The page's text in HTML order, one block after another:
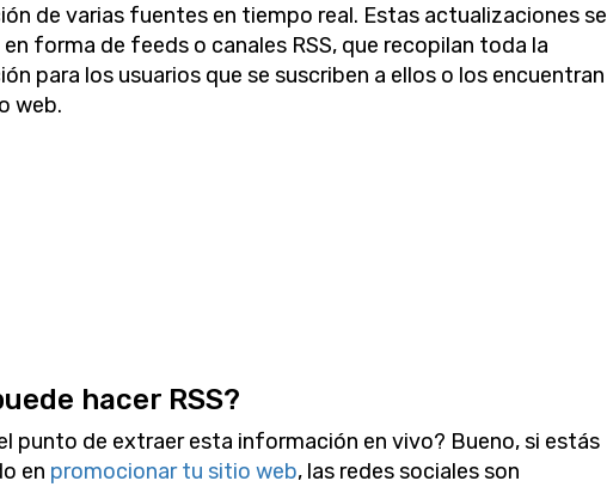
de varias fuentes en tiempo real. Estas actualizaciones se
forma de feeds o canales RSS, que recopilan toda la
para los usuarios que se suscriben a ellos o los encuentran
web.
hacer RSS?
punto de extraer esta información en vivo? Bueno, si estás
en promocionar tu sitio web, las redes sociales son